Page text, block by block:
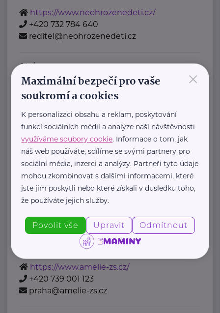
https://www.neohrozenedeti.cz/
+420 732 784 640
reditel@neohrozenedeti.cz
AlFi, z.s.
Neukončená Ostrava
+420 603 337 641
info@alfi-ostrava.cz
Amelie, z.s.
Šaldova Praha
Amelie od roku 2006 pomáhá žít život
s rakovinou:
poskytujeme
psychosociální pomoc
onkologicky nemocným a ...
https://www.amelie-zs.cz/
+420 739 001 123
praha@amelie-zs.cz
×
Maximální bezpečí pro vaše
soukromí a cookies
K personalizaci obsahu a reklam, poskytování
funkcí sociálních médií a analýze naší návštěvnosti
využíváme soubory cookie. Informace o tom, jak
náš web používáte, sdílíme se svými partnery pro
sociální média, inzerci a analýzy. Partneři tyto údaje
mohou zkombinovat s dalšími informacemi, které
jste jim poskytli nebo které získali v důsledku toho,
že používáte jejich služby.
Povolit vše Upravit Odmítnout